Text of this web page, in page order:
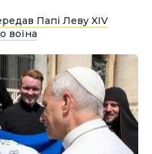
Папі Леву XIV
воїна